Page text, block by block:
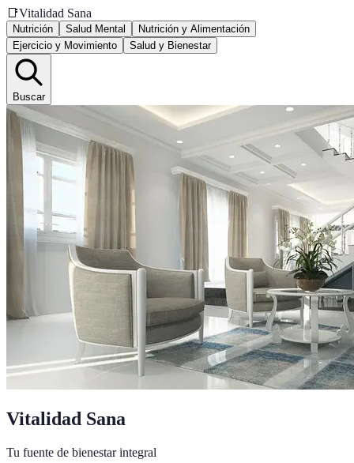
📑Vitalidad Sana
Nutrición Salud Mental
Nutrición y Alimentación
Ejercicio y Movimiento
Salud y Bienestar
Buscar
Vitalidad Sana
Tu fuente de bienestar integral